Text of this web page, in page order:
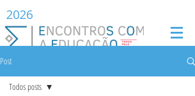
2026
Post
Todos posts